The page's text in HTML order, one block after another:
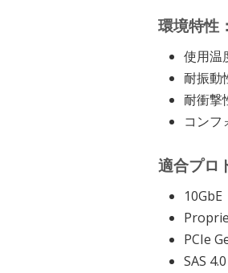
環境特性：
使用
耐振動
耐衝撃
コンフ
適合プロ
10GbE
PCIe
SAS 4.0